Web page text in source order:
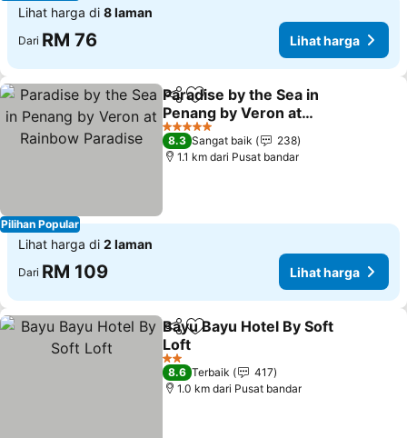
Lihat harga di 8 laman
Dari RM 76 Lihat harga
Pilihan Popular
KongsiTambah ke favorit
Paradise by the Sea in
Penang by Veron at
Rainbow Paradise
Lihat harga
5 Bintang
8.3 Sangat baik
238
1.1 km dari Pusat bandar
Lihat harga di 2 laman
Dari RM 109 Lihat harga
KongsiTambah ke favorit
Bayu Bayu Hotel By Soft
Loft
Lihat harga
2 Bintang
8.6 Terbaik
417
1.0 km dari Pusat bandar